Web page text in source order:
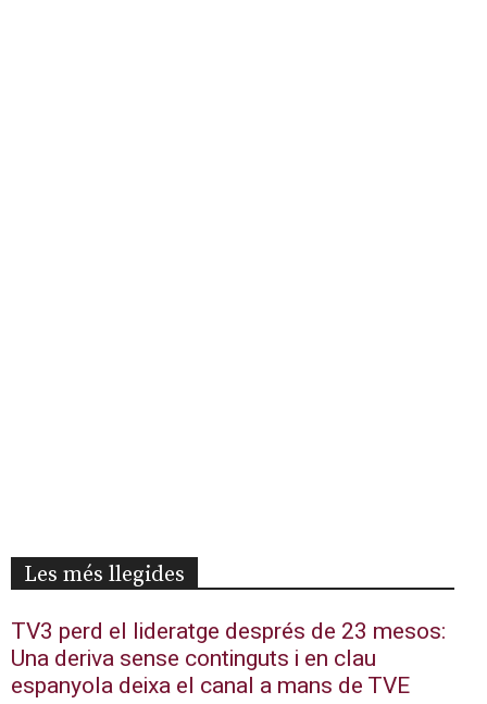
Les més llegides
TV3 perd el lideratge després de 23 mesos:
Una deriva sense continguts i en clau
espanyola deixa el canal a mans de TVE